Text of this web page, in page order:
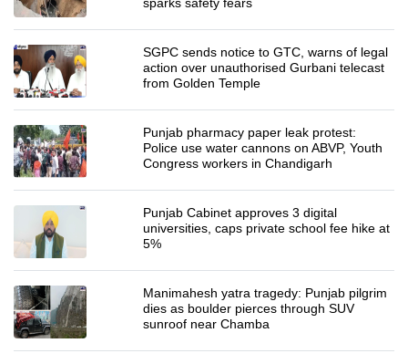
SGPC sends notice to GTC, warns of legal
action over unauthorised Gurbani telecast
from Golden Temple
Punjab pharmacy paper leak protest:
Police use water cannons on ABVP, Youth
Congress workers in Chandigarh
Punjab Cabinet approves 3 digital
universities, caps private school fee hike at
5%
Manimahesh yatra tragedy: Punjab pilgrim
dies as boulder pierces through SUV
sunroof near Chamba